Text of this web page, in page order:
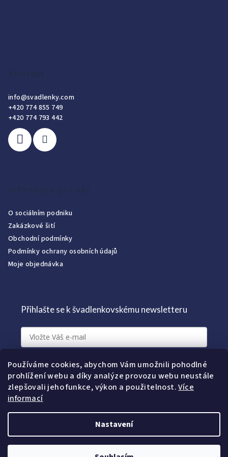
Používáme cookies, abychom Vám umožnili pohodlné
prohlížení webu a díky analýze provozu webu neustále
zlepšovali jeho funkce, výkon a použitelnost.Více
informací
Nastavení
info@svadlenky.com
+420 774 855 749
+420 774 793 442
O sociálním podniku
Zakázkové šití
Obchodní podmínky
Podmínky ochrany osobních údajů
Moje objednávka
Přihlašte se k švadlenkovskému newsletteru
Přihlásit k newsletteru